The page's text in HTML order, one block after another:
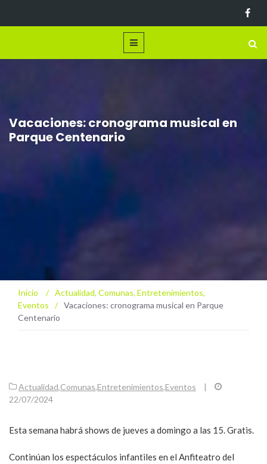
Vacaciones: cronograma musical en
Parque Centenario
Inicio / Actualidad, Comunas, Entretenimientos,
Eventos
/ Vacaciones: cronograma musical en Parque
Centenario
Actualidad,Comunas,Entretenimientos,Eventos
|
22/07/2024
Esta semana habrá shows de jueves a domingo a las 15. Gratis.
Continúan los espectáculos infantiles en el Anfiteatro del